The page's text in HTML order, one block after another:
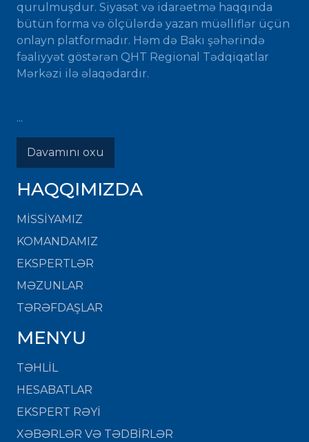
qurulmuşdur. Siyasət və idarəetmə haqqında
bütün forma və ölçülərdə yazan müəlliflər üçün
onlayn platformadır. Həm də Bakı şəhərində
fəaliyyət göstərən QHT Regional Tədqiqatlar
Mərkəzi ilə əlaqədardır.
...
Davamını oxu
HAQQIMIZDA
MISSIYAMIZ
KOMANDAMIZ
EKSPERTLƏR
MƏZUNLAR
TƏRƏFDAŞLAR
MENYU
TƏHLİL
HESABATLAR
EKSPERT RƏYİ
XƏBƏRLƏR VƏ TƏDBİRLƏR